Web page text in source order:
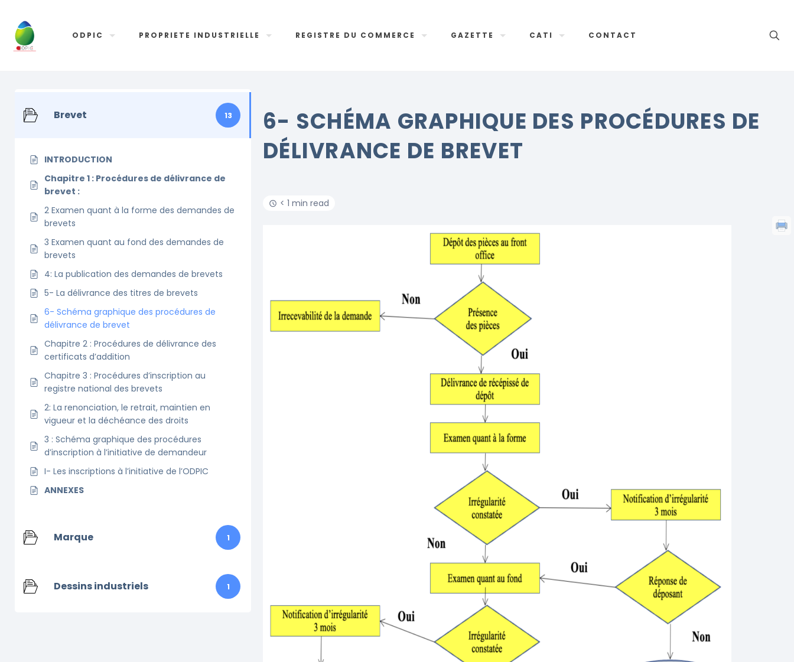
ODPIC PROPRIETE INDUSTRIELLE REGISTRE DU COMMERCE GAZETTE CATI CONTACT
Brevet 13
INTRODUCTION
Chapitre 1 : Procédures de délivrance de
brevet :
2 Examen quant à la forme des demandes de
brevets
3 Examen quant au fond des demandes de
brevets
4: La publication des demandes de brevets
5- La délivrance des titres de brevets
6- Schéma graphique des procédures de
délivrance de brevet
Chapitre 2 : Procédures de délivrance des
certificats d’addition
Chapitre 3 : Procédures d’inscription au
registre national des brevets
2: La renonciation, le retrait, maintien en
vigueur et la déchéance des droits
3 : Schéma graphique des procédures
d’inscription à l’initiative de demandeur
I- Les inscriptions à l’initiative de l’ODPIC
ANNEXES
Marque 1
Dessins industriels 1
6- SCHÉMA GRAPHIQUE DES PROCÉDURES DE
DÉLIVRANCE DE BREVET
< 1 min read